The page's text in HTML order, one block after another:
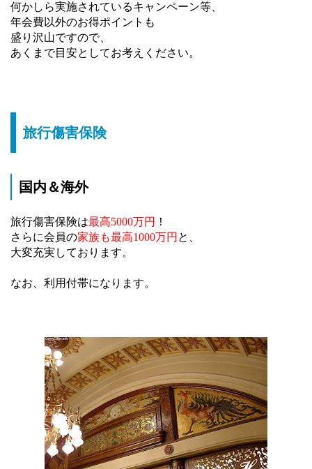
何かしら実施されているキャンペーン等、
年会費以外のお得ポイントも
盛り沢山ですので、
あくまで目安としてお考えください。
旅行傷害保険
国内＆海外
旅行傷害保険は最高5000万円 ！
さらに会員の家族も最高1000万円 と、
大変充実しております。
なお、利用付帯になります。